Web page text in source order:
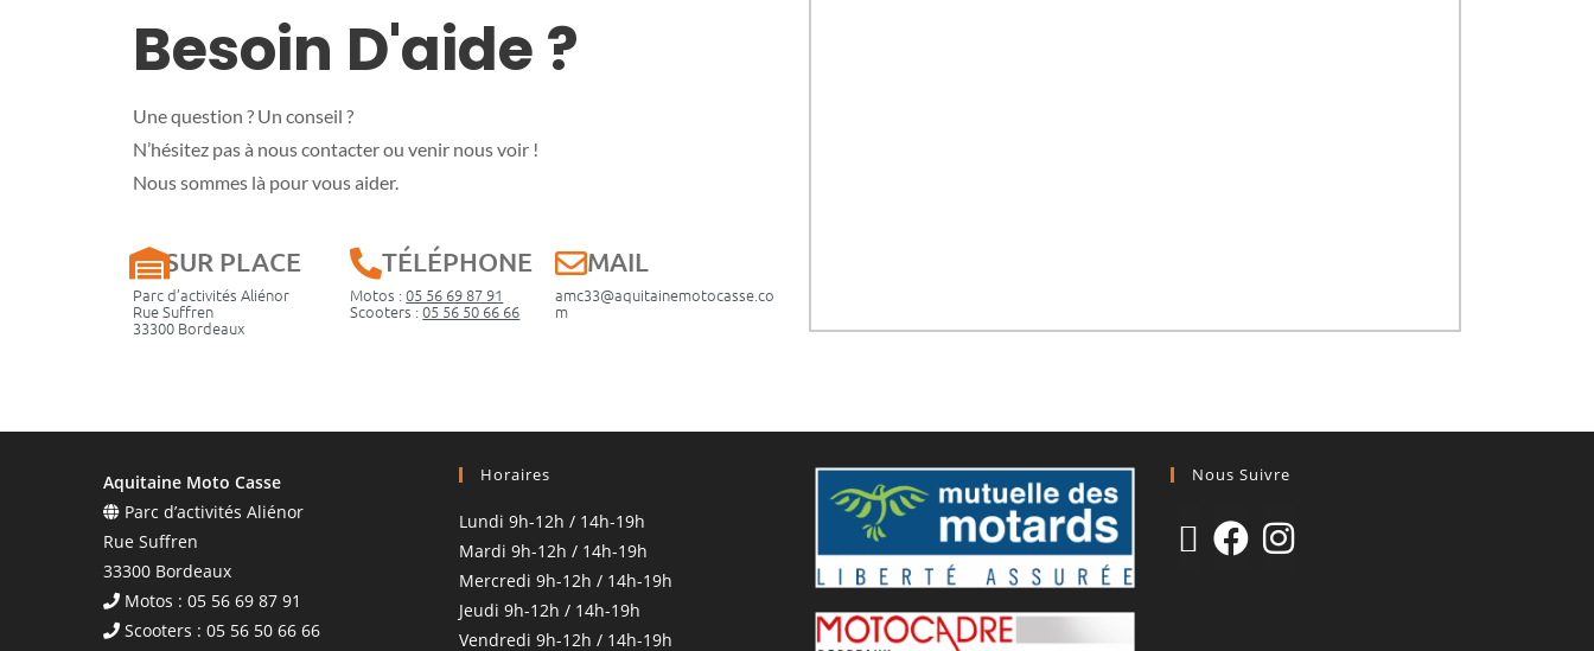
Besoin D'aide ?
Une question ? Un conseil ?
N’hésitez pas à nous contacter ou venir nous voir !
Nous sommes là pour vous aider.
SUR PLACE
Parc d’activités Aliénor
Rue Suffren
33300 Bordeaux
TÉLÉPHONE
Motos :05 56 69 87 91
Scooters :05 56 50 66 66
MAIL
amc33@aquitainemotocasse.co
m
Aquitaine Moto Casse
Parc d’activités Aliénor
Rue Suffren
33300 Bordeaux
Motos : 05 56 69 87 91
Scooters : 05 56 50 66 66
Horaires
Lundi 9h-12h / 14h-19h
Mardi 9h-12h / 14h-19h
Mercredi 9h-12h / 14h-19h
Jeudi 9h-12h / 14h-19h
Vendredi 9h-12h / 14h-19h
Nous Suivre